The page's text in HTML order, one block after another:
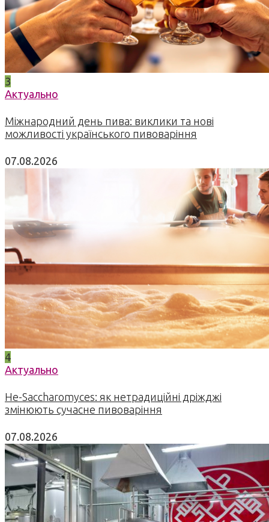
3
Актуально
Міжнародний день пива: виклики та нові
можливості українського пивоваріння
07.08.2026
4
Актуально
Не-Saccharomyces: як нетрадиційні дріжджі
змінюють сучасне пивоваріння
07.08.2026